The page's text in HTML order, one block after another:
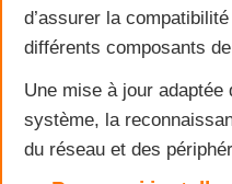
d’assurer la
différents composants
Une mise à jour
système, la
du réseau et des